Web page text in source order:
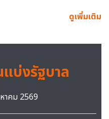
ดูเพิ่มเติม
บ่งรัฐบาล
าคม 2569